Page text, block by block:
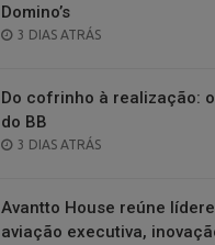
Domino’s
POSTED
3 DIAS ATRÁS
Do cofrinho à realização:
do BB
POSTED
3 DIAS ATRÁS
Avantto House reúne
aviação executiva,